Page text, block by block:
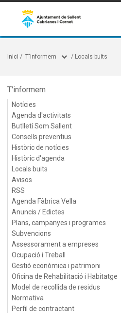
Inici / T'informem / Locals buits
T'informem
Notícies
Agenda d'activitats
Butlletí Som Sallent
Consells preventius
Històric de notícies
Històric d'agenda
Locals buits
Avisos
RSS
Agenda Fàbrica Vella
Anuncis / Edictes
Plans, campanyes i programes
Subvencions
Assessorament a empreses
Ocupació i Treball
Gestió econòmica i patrimoni
Oficina de Rehabilitació i Habitatge
Model de recollida de residus
Normativa
Perfil de contractant